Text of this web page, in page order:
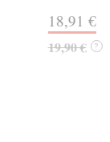
18,91 €
19,90 € ?